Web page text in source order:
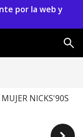
por la web y
NICKS'90S